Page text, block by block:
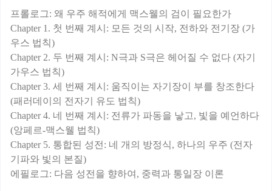
프롤로그: 왜 우주 해적에게 맥스웰의 검이 필요한가
Chapter 1. 첫 번째 계시: 모든 것의 시작, 전하와 전기장 (가
우스 법칙)
Chapter 2. 두 번째 계시: N극과 S극은 헤어질 수 없다 (자기
가우스 법칙)
Chapter 3. 세 번째 계시: 움직이는 자기장이 부를 창조한다
(패러데이의 전자기 유도 법칙)
Chapter 4. 네 번째 계시: 전류가 파동을 낳고, 빛을 예언하다
(앙페르-맥스웰 법칙)
Chapter 5. 통합된 성전: 네 개의 방정식, 하나의 우주 (전자
기파와 빛의 본질)